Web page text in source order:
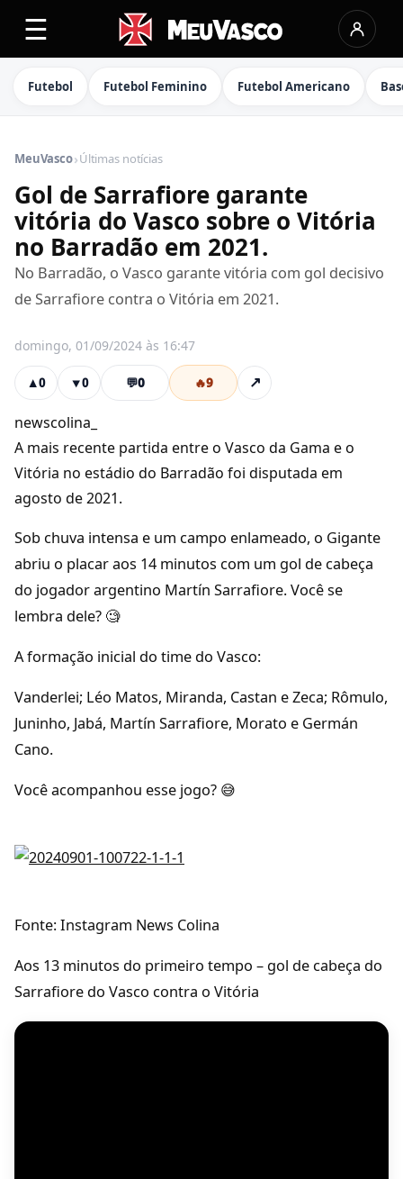
☰
Futebol Futebol Feminino Futebol Americano
MeuVasco›Últimas notícias
Gol de Sarrafiore garante
vitória do Vasco sobre o Vitória
no Barradão em 2021.
No Barradão, o Vasco garante vitória com gol decisivo
de Sarrafiore contra o Vitória em 2021.
domingo, 01/09/2024 às 16:47
▲0 ▼0 💬0 🔥9 ↗
newscolina_
A mais recente partida entre o Vasco da Gama e o
Vitória no estádio do Barradão foi disputada em
agosto de 2021.
Sob chuva intensa e um campo enlameado, o Gigante
abriu o placar aos 14 minutos com um gol de cabeça
do jogador argentino Martín Sarrafiore. Você se
lembra dele? 🧐
A formação inicial do time do Vasco:
Vanderlei; Léo Matos, Miranda, Castan e Zeca; Rômulo,
Juninho, Jabá, Martín Sarrafiore, Morato e Germán
Cano.
Você acompanhou esse jogo? 😅
Fonte: Instagram News Colina
Aos 13 minutos do primeiro tempo – gol de cabeça do
Sarrafiore do Vasco contra o Vitória